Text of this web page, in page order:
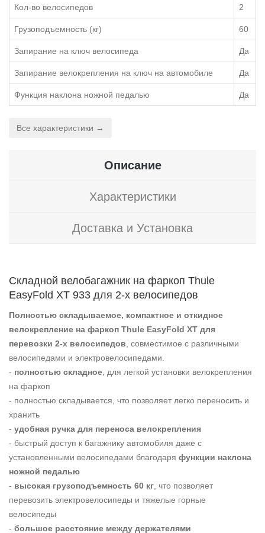
Кол-во велосипедов 2
Грузоподъемность (кг) 60
Запирание на ключ велосипеда Да
Запирание велокрепления на ключ на автомобиле Да
Функция наклона ножной педалью Да
Все характеристики →
Описание
Характеристики
Доставка и Установка
Складной велобагажник на фаркоп Thule
EasyFold XT 933 для 2-х велосипедов
Полностью складываемое, компактное и откидное
велокрепление на фаркоп Thule EasyFold XT для
перевозки 2-х велосипедов, совместимое с различными
велосипедами и электровелосипедами.
- полностью складное, для легкой установки велокрепления
на фаркоп
- полностью складывается, что позволяет легко переносить и
хранить
- удобная ручка для переноса велокрепления
- быстрый доступ к багажнику автомобиля даже с
установленными велосипедами благодаря функции наклона
ножной педалью
- высокая грузоподъемность 60 кг, что позволяет
перевозить электровелосипеды и тяжелые горные
велосипеды
- большое расстояние между держателями